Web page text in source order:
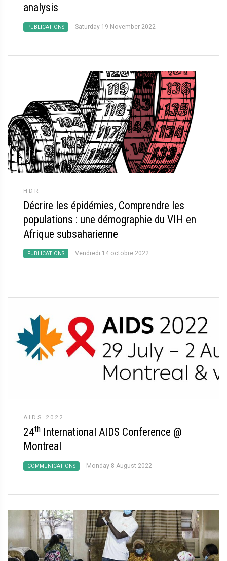
analysis
PUBLICATIONS Saturday 19 November 2022
HDR
Décrire les épidémies, Comprendre les
populations : une démographie du VIH en
Afrique subsaharienne
PUBLICATIONS Vendredi 14 octobre 2022
AIDS 2022
24th International AIDS Conference @
Montreal
COMMUNICATIONS Monday 8 August 2022